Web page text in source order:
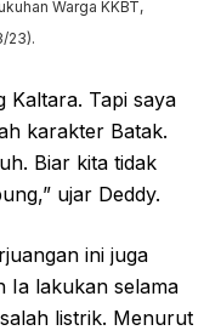
Warga KKBT,
23).
Kaltara. Tapi saya
karakter Batak.
Biar kita tidak
ujar Deddy.
ini juga
Ia lakukan selama
listrik. Menurut